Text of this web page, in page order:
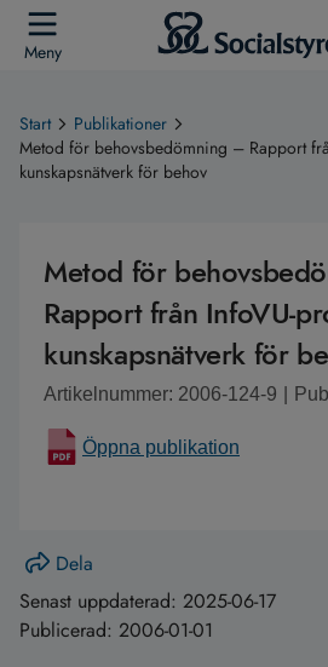
Meny
Start
Publikationer
Metod för behovsbedömning – Rapport
kunskapsnätverk för behov
Metod för
Rapport från InfoVU-
kunskapsnätverk för
Artikelnummer: 2006-124-9
Öppna publikation
Dela
Senast uppdaterad: 2025-06-17
Publicerad: 2006-01-01